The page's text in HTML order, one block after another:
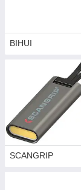
BIHUI
SCANGRIP